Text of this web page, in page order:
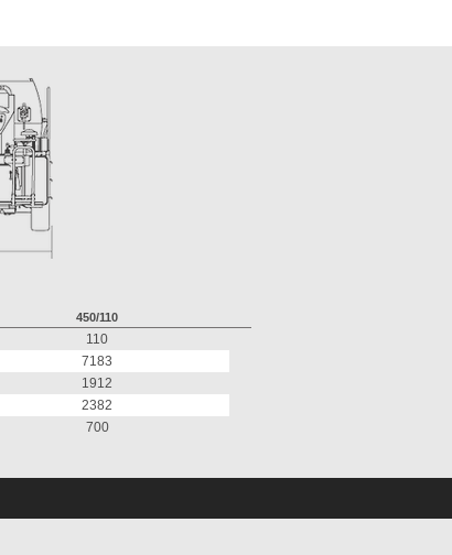
450/110
110
7183
1912
2382
700